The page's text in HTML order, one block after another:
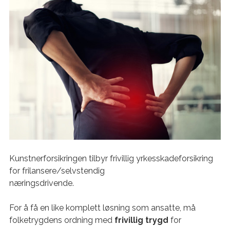
Kunstnerforsikringen tilbyr frivillig yrkesskadeforsikring
for frilansere/selvstendig
næringsdrivende.
For å få en like komplett løsning som ansatte, må
folketrygdens ordning med frivillig trygd for